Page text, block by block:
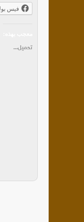
فيس
تحميل...